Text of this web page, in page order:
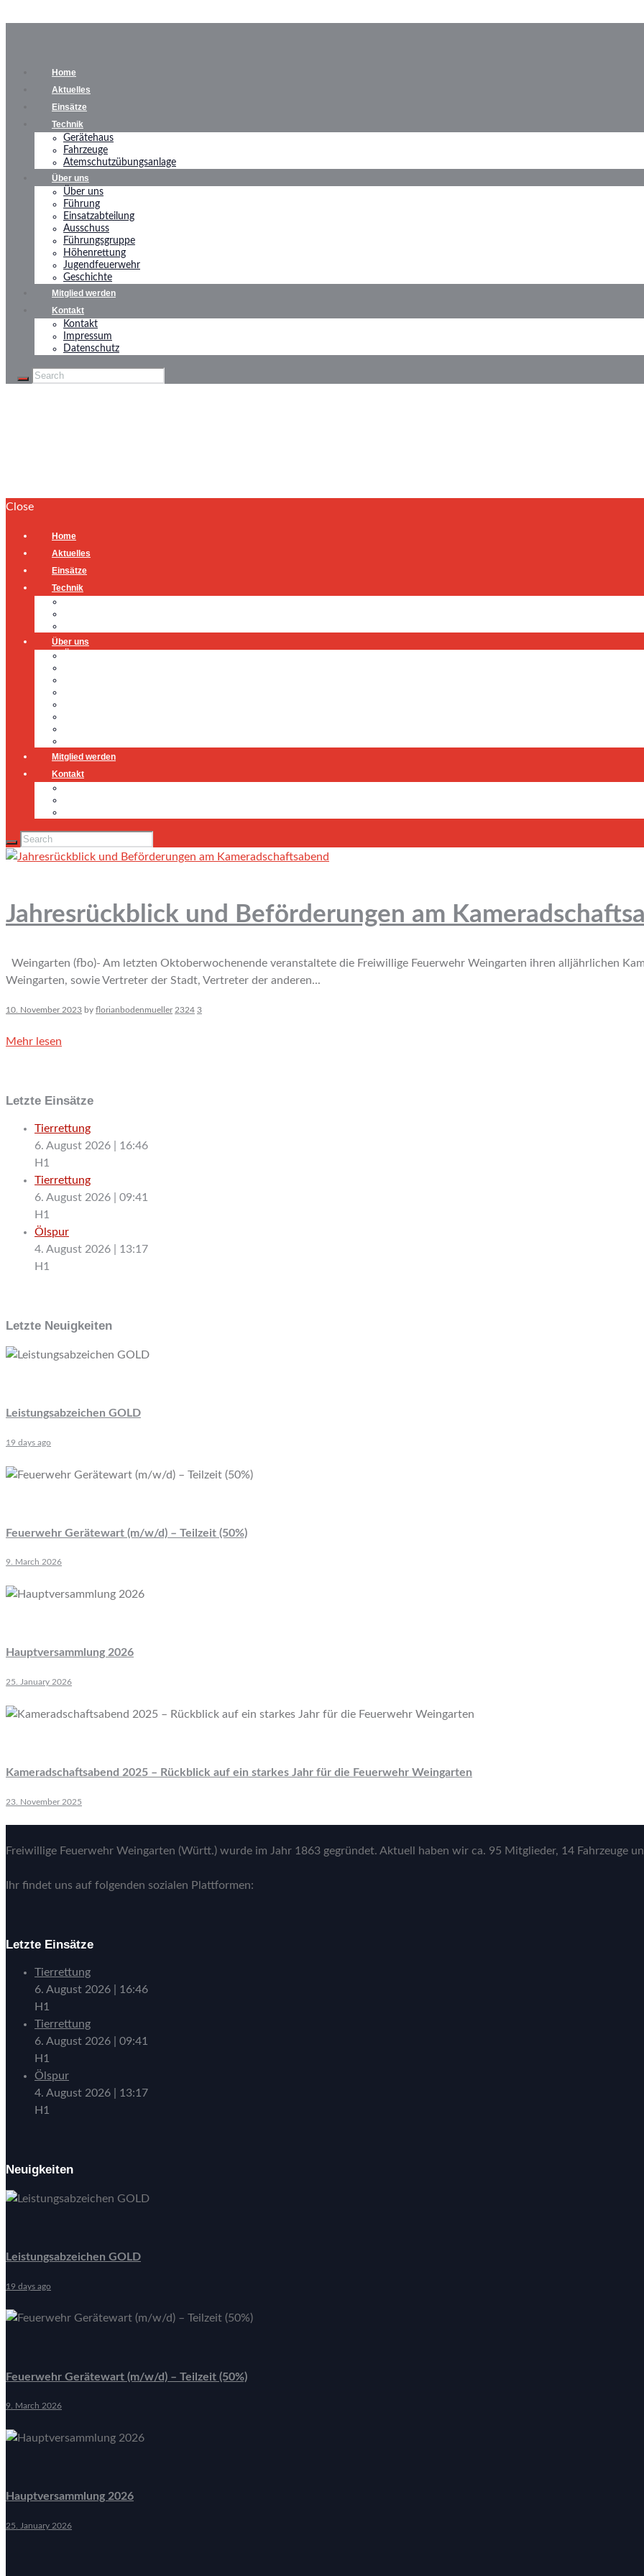
Home
Aktuelles
Einsätze
Technik
Gerätehaus
Fahrzeuge
Atemschutzübungsanlage
Über uns
Über uns
Führung
Einsatzabteilung
Ausschuss
Führungsgruppe
Höhenrettung
Jugendfeuerwehr
Geschichte
Mitglied werden
Kontakt
Kontakt
Impressum
Datenschutz
Close
Home
Aktuelles
Einsätze
Technik
Über uns
Mitglied werden
Kontakt
Jahresrückblick und Beförderungen am
Weingarten (fbo)- Am letzten Oktoberwochenende veranstaltete die Freiwillige Feuerwehr Weingarten ihren alljährlichen
Weingarten, sowie Vertreter der Stadt, Vertreter der anderen...
10. November 2023 by florianbodenmueller 2324 3
Mehr lesen
Letzte Einsätze
Tierrettung
6. August 2026
16:46
H1
Tierrettung
6. August 2026
09:41
H1
Ölspur
4. August 2026
13:17
H1
Letzte Neuigkeiten
Leistungsabzeichen GOLD
19 days ago
Feuerwehr Gerätewart (m/w/d) – Teilzeit (50%)
9. March 2026
Hauptversammlung 2026
25. January 2026
Kameradschaftsabend 2025 – Rückblick auf ein starkes Jahr für die Feuerwehr Weingarten
23. November 2025
Freiwillige Feuerwehr Weingarten (Württ.) wurde im Jahr 1863 gegründet. Aktuell haben wir ca. 95 Mitglieder, 14 Fahrzeuge
Ihr findet uns auf folgenden sozialen Plattformen:
Letzte Einsätze
Tierrettung
6. August 2026
16:46
H1
Tierrettung
6. August 2026
09:41
H1
Ölspur
4. August 2026
13:17
H1
Neuigkeiten
Leistungsabzeichen GOLD
19 days ago
Feuerwehr Gerätewart (m/w/d) – Teilzeit (50%)
9. March 2026
Hauptversammlung 2026
25. January 2026